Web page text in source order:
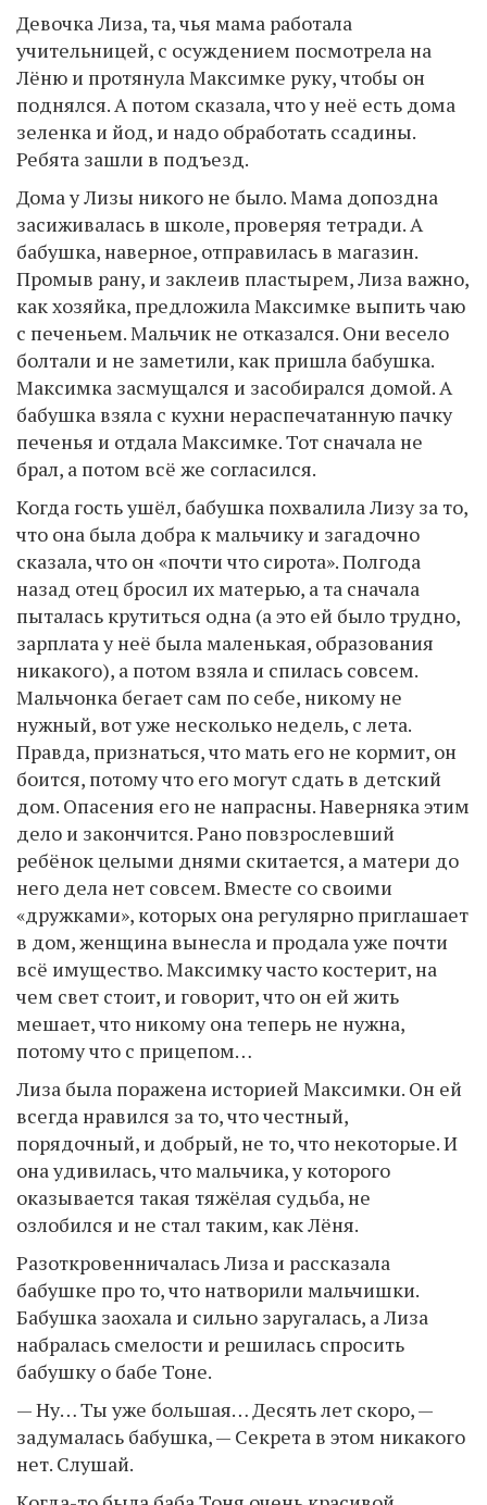
Девочка Лиза, та, чья мама работала
учительницей, с осуждением посмотрела на
Лёню и протянула Максимке руку, чтобы он
поднялся. А потом сказала, что у неё есть дома
зеленка и йод, и надо обработать ссадины.
Ребята зашли в подъезд.
Дома у Лизы никого не было. Мама допоздна
засиживалась в школе, проверяя тетради. А
бабушка, наверное, отправилась в магазин.
Промыв рану, и заклеив пластырем, Лиза важно,
как хозяйка, предложила Максимке выпить чаю
с печеньем. Мальчик не отказался. Они весело
болтали и не заметили, как пришла бабушка.
Максимка засмущался и засобирался домой. А
бабушка взяла с кухни нераспечатанную пачку
печенья и отдала Максимке. Тот сначала не
брал, а потом всё же согласился.
Когда гость ушёл, бабушка похвалила Лизу за то,
что она была добра к мальчику и загадочно
сказала, что он «почти что сирота». Полгода
назад отец бросил их матерью, а та сначала
пыталась крутиться одна (а это ей было трудно,
зарплата у неё была маленькая, образования
никакого), а потом взяла и спилась совсем.
Мальчонка бегает сам по себе, никому не
нужный, вот уже несколько недель, с лета.
Правда, признаться, что мать его не кормит, он
боится, потому что его могут сдать в детский
дом. Опасения его не напрасны. Наверняка этим
дело и закончится. Рано повзрослевший
ребёнок целыми днями скитается, а матери до
него дела нет совсем. Вместе со своими
«дружками», которых она регулярно приглашает
в дом, женщина вынесла и продала уже почти
всё имущество. Максимку часто костерит, на
чем свет стоит, и говорит, что он ей жить
мешает, что никому она теперь не нужна,
потому что с прицепом…
Лиза была поражена историей Максимки. Он ей
всегда нравился за то, что честный,
порядочный, и добрый, не то, что некоторые. И
она удивилась, что мальчика, у которого
оказывается такая тяжёлая судьба, не
озлобился и не стал таким, как Лёня.
Разоткровенничалась Лиза и рассказала
бабушке про то, что натворили мальчишки.
Бабушка заохала и сильно заругалась, а Лиза
набралась смелости и решилась спросить
бабушку о бабе Тоне.
— Ну… Ты уже большая… Десять лет скоро, —
задумалась бабушка, — Секрета в этом никакого
нет. Слушай.